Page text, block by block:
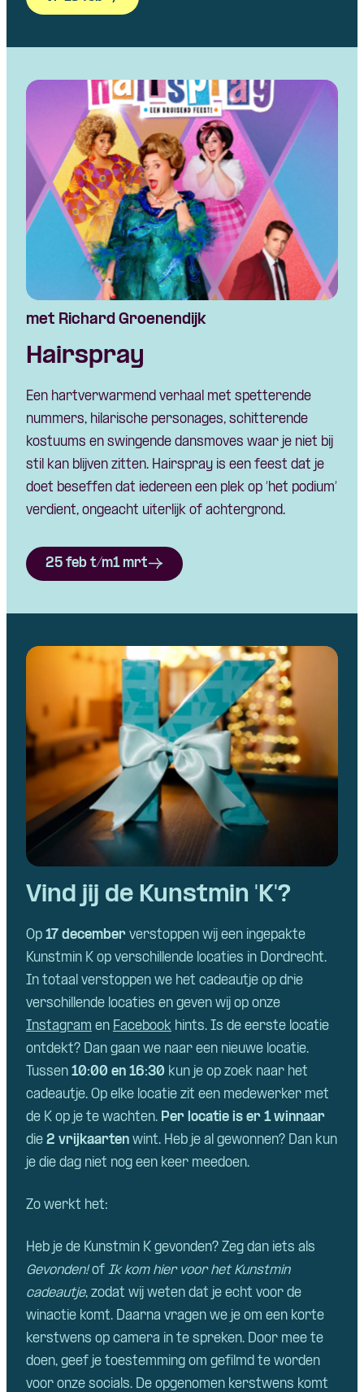
met Richard Groenendijk
Hairspray
Een hartverwarmend verhaal met spetterende
nummers, hilarische personages, schitterende
kostuums en swingende dansmoves waar je niet bij
stil kan blijven zitten. Hairspray is een feest dat je
doet beseffen dat iedereen een plek op ‘het podium’
verdient, ongeacht uiterlijk of achtergrond.
25 feb t/m1 mrt
Vind jij de Kunstmin 'K'?
Op 17 december verstoppen wij een ingepakte
Kunstmin K op verschillende locaties in Dordrecht.
In totaal verstoppen we het cadeautje op drie
verschillende locaties en geven wij op onze
Instagram en Facebook hints. Is de eerste locatie
ontdekt? Dan gaan we naar een nieuwe locatie.
Tussen 10:00 en 16:30 kun je op zoek naar het
cadeautje. Op elke locatie zit een medewerker met
de K op je te wachten. Per locatie is er 1 winnaar
die 2 vrijkaarten wint. Heb je al gewonnen? Dan kun
je die dag niet nog een keer meedoen.
Zo werkt het:
Heb je de Kunstmin K gevonden? Zeg dan iets als
Gevonden!of Ik kom hier voor het Kunstmin
cadeautje, zodat wij weten dat je echt voor de
winactie komt. Daarna vragen we je om een korte
kerstwens op camera in te spreken. Door mee te
doen, geef je toestemming om gefilmd te worden
voor onze socials. De opgenomen kerstwens komt